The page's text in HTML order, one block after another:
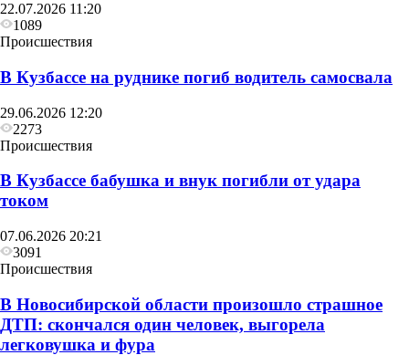
22.07.2026 11:20
1089
Происшествия
В Кузбассе на руднике погиб водитель самосвала
29.06.2026 12:20
2273
Происшествия
В Кузбассе бабушка и внук погибли от удара
током
07.06.2026 20:21
3091
Происшествия
В Новосибирской области произошло страшное
ДТП: скончался один человек, выгорела
легковушка и фура